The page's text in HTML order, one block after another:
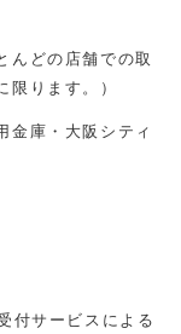
んどの店舗での取
限ります。）
金庫・大阪シティ
付サービスによる